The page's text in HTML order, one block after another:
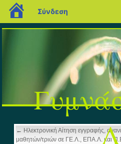
← Ηλεκτρονική Αίτηση εγγραφής,
μαθητών/τριών σε ΓΕ.Λ., ΕΠΑ.Λ. και
blogs.sch.gr
Σύνδεση